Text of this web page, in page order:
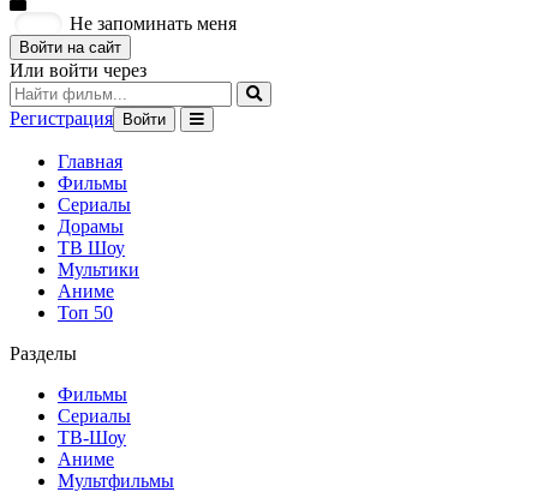
Не запоминать меня
Войти на сайт
Или войти через
Регистрация Войти
Главная
Фильмы
Сериалы
Дорамы
ТВ Шоу
Мультики
Аниме
Топ 50
Разделы
Фильмы
Сериалы
ТВ-Шоу
Аниме
Мультфильмы